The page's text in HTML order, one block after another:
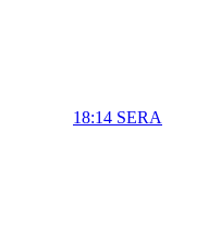
18:14 SERA